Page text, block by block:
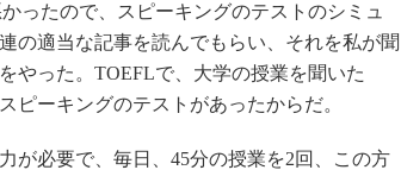
ったので、スピーキングのテストのシミュ
の適当な記事を読んでもらい、それを私が聞
やった。TOEFLで、大学の授業を聞いた
ピーキングのテストがあったからだ。
必要で、毎日、45分の授業を2回、この方